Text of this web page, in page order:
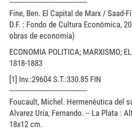
----------------------------------------
Fine, Ben. El Capital de Marx / Saad-
D.F. : Fondo de Cultura Económica,
obras de economía)
ECONOMIA POLITICA; MARXISMO;
1818-1883
[1] Inv.:29604 S.T.:330.85 FIN
----------------------------------------
Foucault, Michel. Hermenéutica del
Alvarez Uría, Fernando. -- La Plata :
18x12 cm.